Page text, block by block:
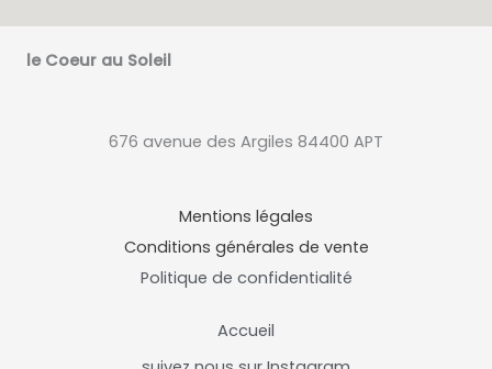
le Coeur au Soleil
676 avenue des Argiles 84400 APT
Mentions légales
Conditions générales de vente
Politique de confidentialité
Accueil